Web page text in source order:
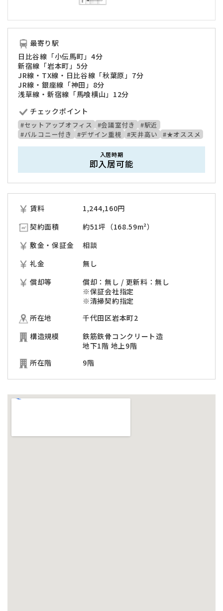
最寄り駅
日比谷線「小伝馬町」4分
新宿線「岩本町」5分
JR線・TX線・日比谷線「秋葉原」7分
JR線・銀座線「神田」8分
浅草線・新宿線「馬喰横山」12分
チェックポイント
#セットアップオフィス #会議室付き
#駅近
#バルコニー付き
#デザイン重視 #天井高い #★オススメ
入居時期
即入居可能
賃料 1,244,160円
契約面積
約51坪（168.59m²）
敷金・保証金
相談
礼金
無し
償却等
償却：無し / 更新料：無し
※保証会社指定
※清掃契約指定
所在地
千代田区岩本町2
構造規模
鉄筋鉄骨コンクリート造
地下1階 地上9階
所在階
9階